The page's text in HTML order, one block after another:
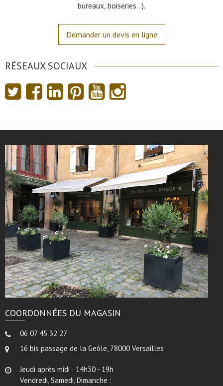
bureaux, boiseries…).
Demander un devis en ligne
RÉSEAUX SOCIAUX
COORDONNÉES DU MAGASIN
06 07 45 32 27
16 bis passage de la Geôle, 78000 Versailles
Jeudi après midi : 14h30 - 19h
Vendredi, Samedi, Dimanche :